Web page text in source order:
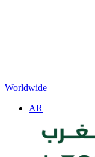
Worldwide
AR